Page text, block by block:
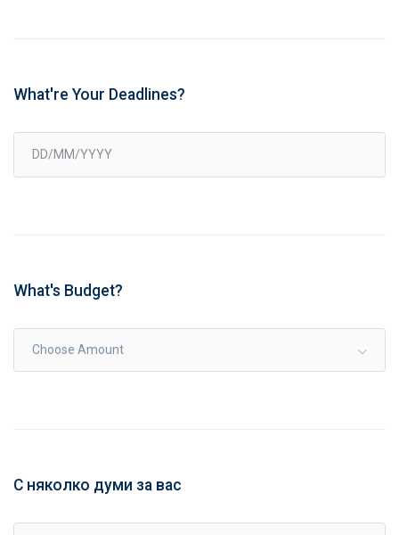
What're Your Deadlines?
What's Budget?
Choose Amount
С няколко думи за вас